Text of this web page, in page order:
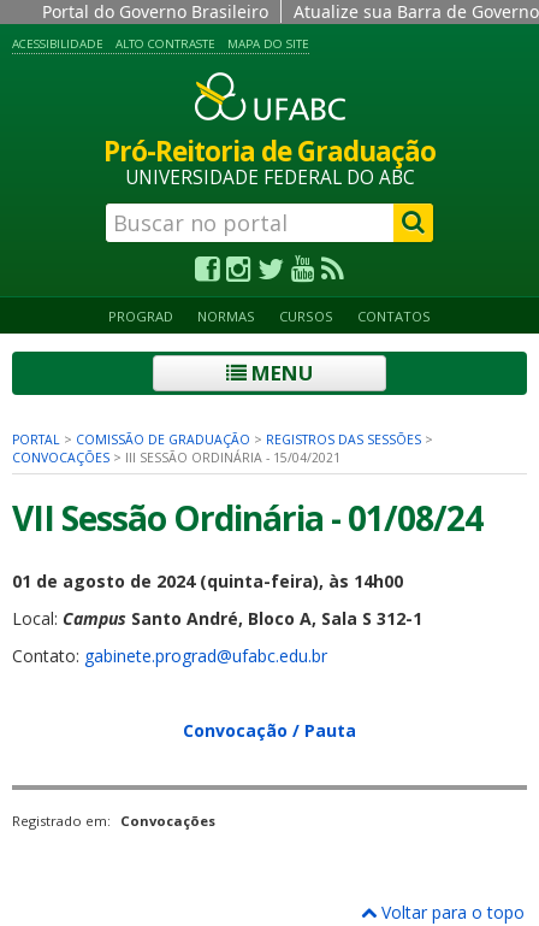
Portal do Governo Brasileiro Atualize sua Barra de Governo
ACESSIBILIDADE ALTO CONTRASTE MAPA DO SITE
Pró-Reitoria de Graduação
UNIVERSIDADE FEDERAL DO ABC
PROGRAD NORMAS CURSOS CONTATOS
MENU
PORTAL > COMISSÃO DE GRADUAÇÃO > REGISTROS DAS SESSÕES >
CONVOCAÇÕES > III SESSÃO ORDINÁRIA - 15/04/2021
VII Sessão Ordinária - 01/08/24
01 de agosto de 2024 (quinta-feira), às 14h00
Local: Campus Santo André, Bloco A, Sala S 312-1
Contato: gabinete.prograd@ufabc.edu.br
Convocação / Pauta
Registrado em: Convocações
Voltar para o topo